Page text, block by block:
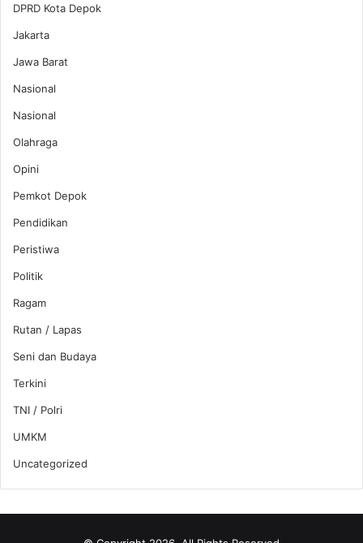
DPRD Kota Depok
Jakarta
Jawa Barat
Nasional
Nasional
Olahraga
Opini
Pemkot Depok
Pendidikan
Peristiwa
Politik
Ragam
Rutan / Lapas
Seni dan Budaya
Terkini
TNI / Polri
UMKM
Uncategorized